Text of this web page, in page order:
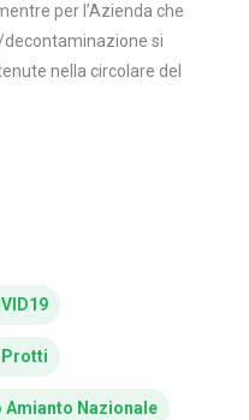
per l’Azienda che
si
nella circolare del
Protti
Amianto Nazionale